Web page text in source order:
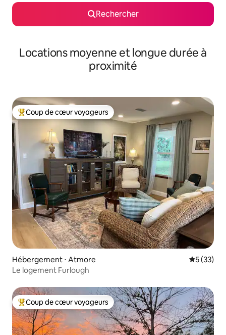
Rechercher
Locations moyenne et longue durée à
proximité
Coups de cœur voyageurs les plus appréciés
Coup de cœur voyageurs
Hébergement ⋅ Atmore
5 (33)
Le logement Furlough
Coups de cœur voyageurs les plus appréciés
Coup de cœur voyageurs